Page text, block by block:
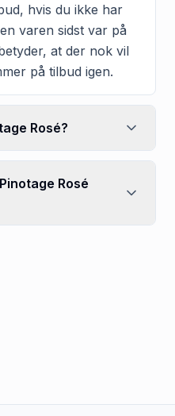
hvis du ikke har
varen sidst var på
at der nok vil
på tilbud igen.
Rosé?
Rosé